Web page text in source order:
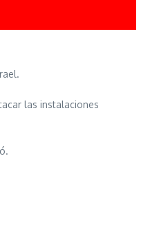
las instalaciones